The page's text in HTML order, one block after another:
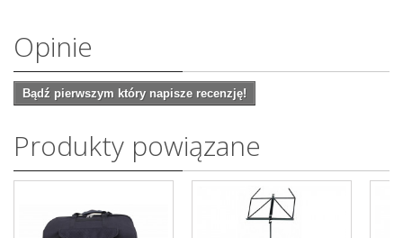
Opinie
Bądź pierwszym który napisze recenzję!
Produkty powiązane